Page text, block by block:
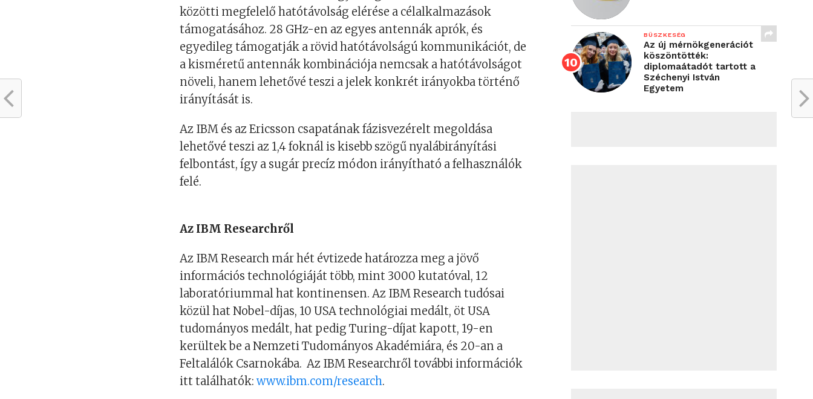
közötti megfelelő hatótávolság elérése a célalkalmazások
támogatásához. 28 GHz-en az egyes antennák aprók, és
egyedileg támogatják a rövid hatótávolságú kommunikációt, de
a kisméretű antennák kombinációja nemcsak a hatótávolságot
növeli, hanem lehetővé teszi a jelek konkrét irányokba történő
irányítását is.
Az IBM és az Ericsson csapatának fázisvezérelt megoldása
lehetővé teszi az 1,4 foknál is kisebb szögű nyalábirányítási
felbontást, így a sugár precíz módon irányítható a felhasználók
felé.
Az IBM Researchről
Az IBM Research már hét évtizede határozza meg a jövő
információs technológiáját több, mint 3000 kutatóval, 12
laboratóriummal hat kontinensen. Az IBM Research tudósai
közül hat Nobel-díjas, 10 USA technológiai medált, öt USA
tudományos medált, hat pedig Turing-díjat kapott, 19-en
kerültek be a Nemzeti Tudományos Akadémiára, és 20-an a
Feltalálók Csarnokába. Az IBM Researchről további információk
itt találhatók:www.ibm.com/research.
BÜSZKESÉG
Az új mérnökgenerációt
köszöntötték:
diplomaátadót tartott a
Széchenyi István
Egyetem